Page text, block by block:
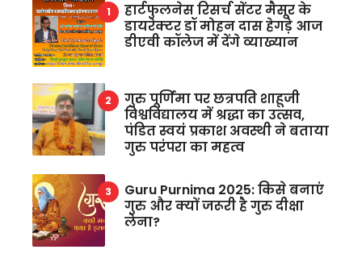
हार्टफुलनेस रिसर्च सेंटर मैसूर के
डायरेक्टर डॉ मोहन दास हेगड़े आज
डीएवी कॉलेज में देंगे व्याख्यान
गुरु पूर्णिमा पर छत्रपति शाहूजी
विश्वविद्यालय में श्रद्धा का उत्सव,
पंडित स्वयं प्रकाश अवस्थी ने बताया
गुरु परंपरा का महत्व
Guru Purnima 2025: किसे बनाएं
गुरु और क्यों जरूरी है गुरु दीक्षा
लेना?